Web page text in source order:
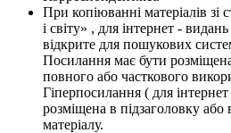
При копіюванні матеріалів
і світу» , для інтернет -
відкрите для пошукових
Посилання має бути
повного або часткового
Гіперпосилання ( для
розміщена в підзаголовку або
матеріалу.